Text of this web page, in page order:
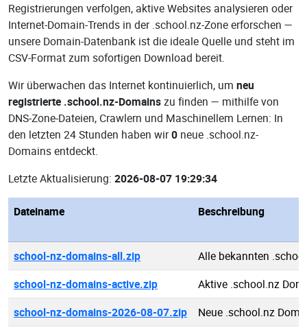
Registrierungen verfolgen, aktive Websites analysieren oder
Internet-Domain-Trends in der .school.nz-Zone erforschen —
unsere Domain-Datenbank ist die ideale Quelle und steht im
CSV-Format zum sofortigen Download bereit.
Wir überwachen das Internet kontinuierlich, um neu
registrierte .school.nz-Domainszu finden — mithilfe von
DNS-Zone-Dateien, Crawlern und Maschinellem Lernen: In
den letzten 24 Stunden haben wir0 neue .school.nz-
Domains entdeckt.
Letzte Aktualisierung: 2026-08-07 19:29:34
Dateiname Beschreibung
school-nz-domains-all.zip
Alle bekannten
school-nz-domains-active.zip
Aktive .school.nz
school-nz-domains-2026-08-07.zip
Neue .school.nz